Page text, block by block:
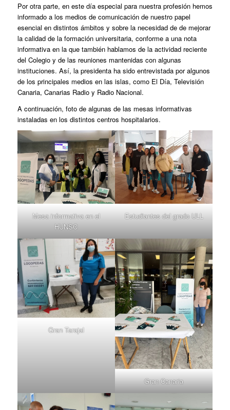
Por otra parte, en este día especial para nuestra profesión hemos
informado a los medios de comunicación de nuestro papel
esencial en distintos ámbitos y sobre la necesidad de de mejorar
la calidad de la formación universitaria, conforme a una nota
informativa en la que también hablamos de la actividad reciente
del Colegio y de las reuniones mantenidas con algunas
instituciones. Así, la presidenta ha sido entrevistada por algunos
de los principales medios en las islas, como El Día, Televisión
Canaria, Canarias Radio y Radio Nacional.
A continuación, foto de algunas de las mesas informativas
instaladas en los distintos centros hospitalarios.
Mesa informativa en el
HUNSC
Estudiantes del grado ULL
Gran Tarajal
Gran Canaria